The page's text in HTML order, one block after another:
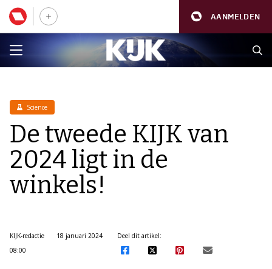
AANMELDEN
Science
De tweede KIJK van
2024 ligt in de
winkels!
KIJK-redactie
18 januari 2024
08:00
Deel dit artikel: